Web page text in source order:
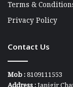
Terms &
Privacy Policy
Contact Us
Mob :8109111553